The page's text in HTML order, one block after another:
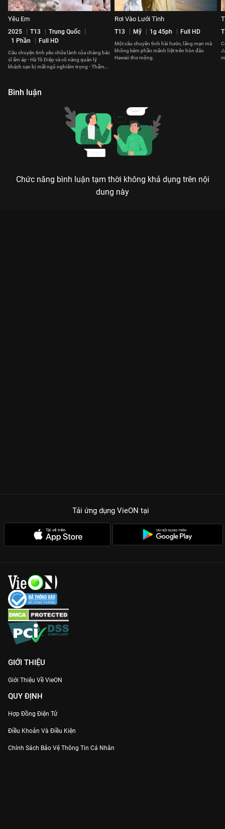
Yêu Em
2025 T13
Trung Quốc
1 Phần
Full HD
Câu chuyện tình yêu chữa lành của chàng bác
sĩ ấm áp - Hà Tô Diệp và cô nàng quản lý
khách sạn bị mất ngủ nghiêm trọng - Thẩm
Rơi Vào Lưới Tình
T13 Mỹ 1g 45ph Full HD
Một câu chuyện tình hài hước, lãng mạn mà
không kém phần mãnh liệt trên hòn đảo
Hawaii thơ mộng.
Bình luận
Chức năng bình luận tạm thời không khả dụng trên nội
dung này
Tải ứng dụng VieON tại
GIỚI THIỆU
Giới Thiệu Về VieON
QUY ĐỊNH
Hợp Đồng Điện Tử
Điều Khoản Và Điều Kiện
Chính Sách Bảo Vệ Thông Tin Cá Nhân